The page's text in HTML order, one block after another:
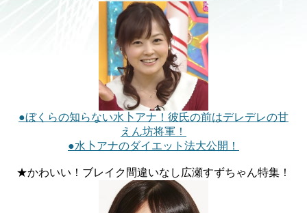
●ぼくらの知らない水卜アナ！彼氏の前はデレデレの甘
えん坊将軍！
●水卜アナのダイエット法大公開！
★かわいい！ブレイク間違いなし広瀬すずちゃん特集！